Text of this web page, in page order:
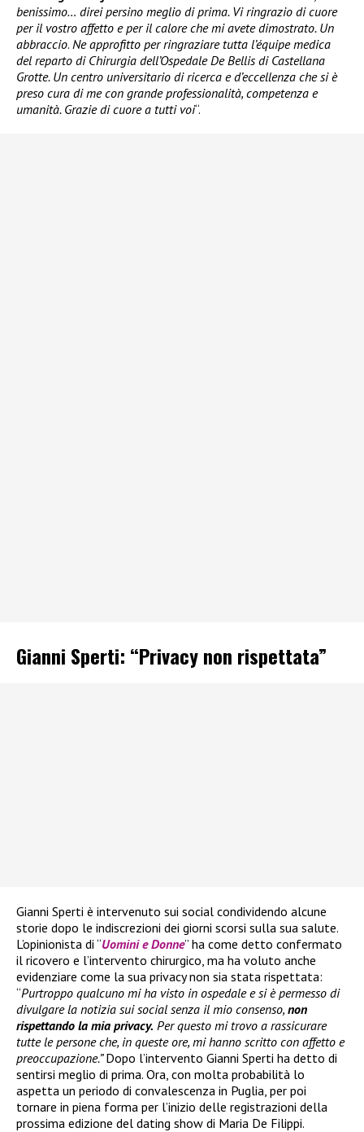
benissimo… direi persino meglio di prima. Vi ringrazio di cuore
per il vostro affetto e per il calore che mi avete dimostrato. Un
abbraccio. Ne approfitto per ringraziare tutta l’équipe medica
del reparto di Chirurgia dell’Ospedale De Bellis di Castellana
Grotte. Un centro universitario di ricerca e d’eccellenza che si è
preso cura di me con grande professionalità, competenza e
umanità. Grazie di cuore a tutti voi“.
Gianni Sperti: “Privacy non rispettata”
Gianni Sperti è intervenuto sui social condividendo alcune
storie dopo le indiscrezioni dei giorni scorsi sulla sua salute.
L’opinionista di “Uomini e Donne” ha come detto confermato
il ricovero e l’intervento chirurgico, ma ha voluto anche
evidenziare come la sua privacy non sia stata rispettata:
“Purtroppo qualcuno mi ha visto in ospedale e si è permesso di
divulgare la notizia sui social senza il mio consenso, non
rispettando la mia privacy. Per questo mi trovo a rassicurare
tutte le persone che, in queste ore, mi hanno scritto con affetto e
preoccupazione.”Dopo l’intervento Gianni Sperti ha detto di
sentirsi meglio di prima. Ora, con molta probabilità lo
aspetta un periodo di convalescenza in Puglia, per poi
tornare in piena forma per l’inizio delle registrazioni della
prossima edizione del dating show di Maria De Filippi.